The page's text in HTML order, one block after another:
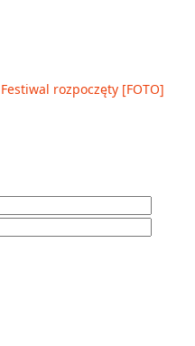
rozpoczęty [FOTO]